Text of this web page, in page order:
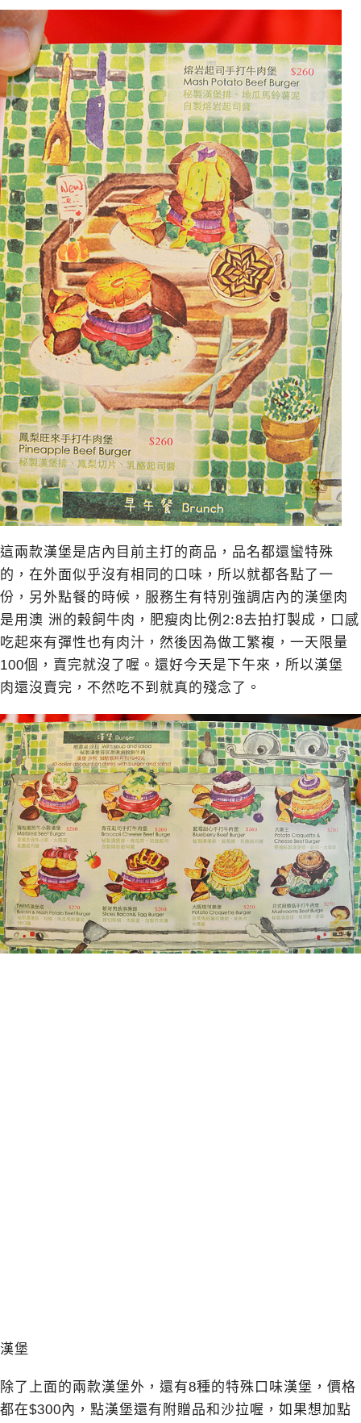
這兩款漢堡是店內目前主打的商品，品名都還蠻特殊
的，在外面似乎沒有相同的口味，所以就都各點了一
份，另外點餐的時候，服務生有特別強調店內的漢堡肉
是用澳 洲的榖飼牛肉，肥瘦肉比例2:8去拍打製成，口感
吃起來有彈性也有肉汁，然後因為做工繁複，一天限量
100個，賣完就沒了喔。還好今天是下午來，所以漢堡
肉還沒賣完，不然吃不到就真的殘念了。
漢堡
除了上面的兩款漢堡外，還有8種的特殊口味漢堡，價格
都在$300內，點漢堡還有附贈品和沙拉喔，如果想加點